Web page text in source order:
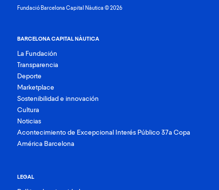
Fundació Barcelona Capital Nàutica © 2026
BARCELONA CAPITAL NÀUTICA
La Fundación
Transparencia
Deporte
Marketplace
Sostenibilidad e innovación
Cultura
Noticias
Acontecimiento de Excepcional Interés Público 37a Copa
América Barcelona
LEGAL